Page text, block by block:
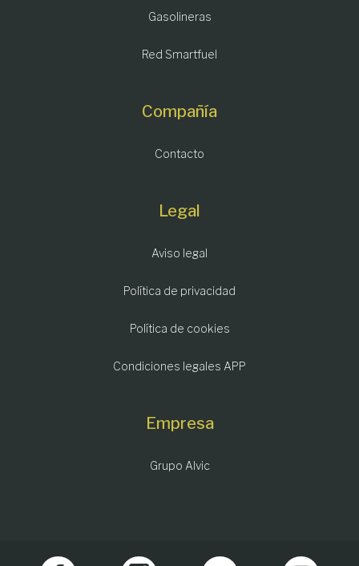
Gasolineras
Red Smartfuel
Compañía
Contacto
Legal
Aviso legal
Política de privacidad
Política de cookies
Condiciones legales APP
Empresa
Grupo Alvic